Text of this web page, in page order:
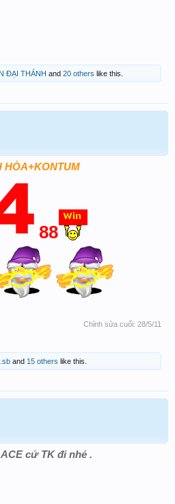
ĐẠI THÁNH and 20 others like this.
HÒA+KONTUM
88
Chỉnh sửa cuối: 28/5/11
and 15 others like this.
ACE cứ TK đi nhé .